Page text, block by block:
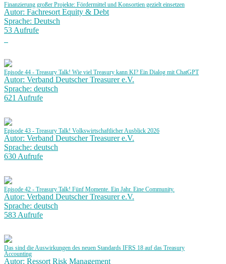
Finanzierung großer Projekte: Fördermittel und Konsortien gezielt einsetzen
Autor: Fachresort Equity & Debt
Sprache: Deutsch
53 Aufrufe
Episode 44 - Treasury Talk! Wie viel Treasury kann KI? Ein Dialog mit ChatGPT
Autor: Verband Deutscher Treasurer e.V.
Sprache: deutsch
621 Aufrufe
Episode 43 - Treasury Talk! Volkswirtschaftlicher Ausblick 2026
Autor: Verband Deutscher Treasurer e.V.
Sprache: deutsch
630 Aufrufe
Episode 42 - Treasury Talk! Fünf Momente. Ein Jahr. Eine Community.
Autor: Verband Deutscher Treasurer e.V.
Sprache: deutsch
583 Aufrufe
Das sind die Auswirkungen des neuen Standards IFRS 18 auf das Treasury
Accounting
Autor: Ressort Risk Management